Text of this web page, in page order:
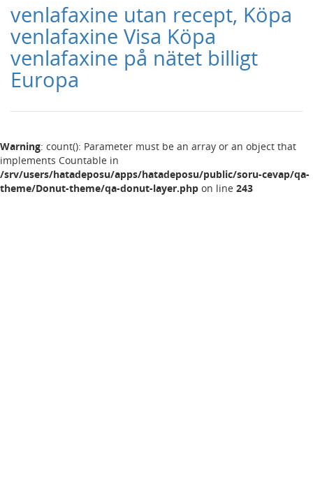
venlafaxine utan recept, Köpa
venlafaxine Visa Köpa
venlafaxine på nätet billigt
Europa
Warning: count(): Parameter must be an array or an object that
implements Countable in
/srv/users/hatadeposu/apps/hatadeposu/public/soru-cevap/qa-
theme/Donut-theme/qa-donut-layer.php on line 243